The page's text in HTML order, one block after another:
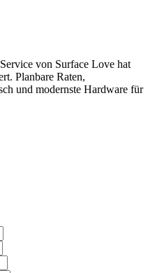
von Surface Love hat
Planbare Raten,
und modernste Hardware für